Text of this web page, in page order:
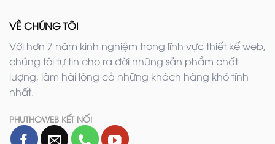
VỀ CHÚNG TÔI
Với hơn 7 năm kinh nghiệm trong lĩnh vực thiết kế web,
chúng tôi tự tin cho ra đời những sản phẩm chất
lượng, làm hài lòng cả những khách hàng khó tính
nhất.
PHUTHOWEB KẾT NỐI